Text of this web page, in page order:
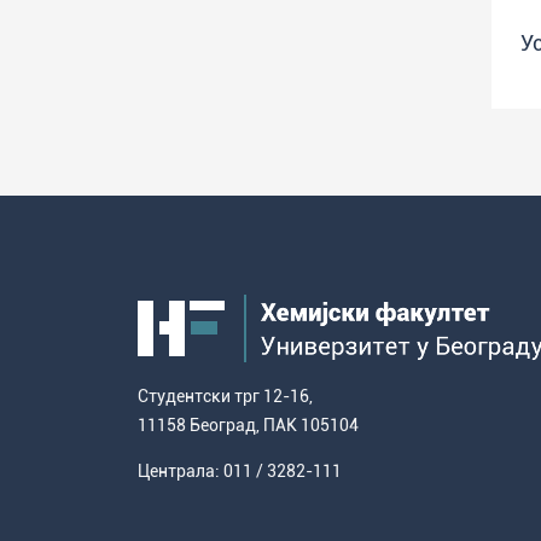
Студентски трг 12-16,
11158 Београд, ПАК 105104
Централа: 011 / 3282-111